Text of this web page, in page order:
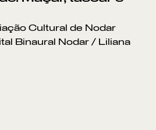
Cultural de Nodar
Binaural Nodar / Liliana